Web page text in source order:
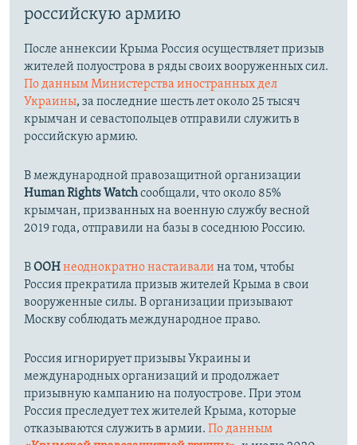
российскую армию
После аннексии Крыма Россия осуществляет призыв
жителей полуострова в ряды своих вооруженных сил.
По данным Министерства иностранных дел
Украины, за последние шесть лет около 25 тысяч
крымчан и севастопольцев отправили служить в
российскую армию.
В международной правозащитной организации
Human Rights Watchсообщали, что около 85%
крымчан, призванных на военную службу весной
2019 года, отправили на базы в соседнюю Россию.
ВООНнеоднократно настаивали на том, чтобы
Россия прекратила призыв жителей Крыма в свои
вооруженные силы. В организации призывают
Москву соблюдать международное право.
Россия игнорирует призывы Украины и
международных организаций и продолжает
призывную кампанию на полуострове. При этом
Россия преследует тех жителей Крыма, которые
отказываются служить в армии. По данным